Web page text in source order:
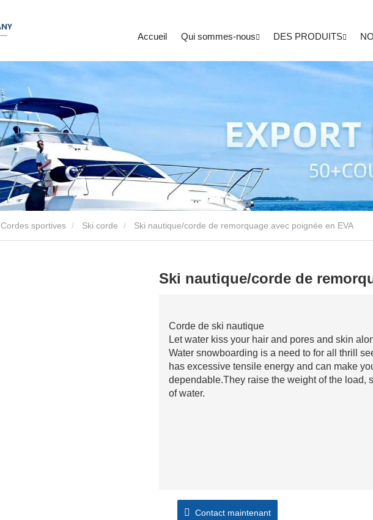
Accueil Qui sommes-nous DES PRODUITS
Cordes sportives Ski corde Ski nautique/corde de remorquage avec poignée en EVA
Ski nautique/corde de
Corde de ski nautique
Let water kiss your hair and pores and skin
Water snowboarding is a need to for all thrill
has excessive tensile energy and can make
dependable.They raise the weight of the load,
of water.
Contact maintenant